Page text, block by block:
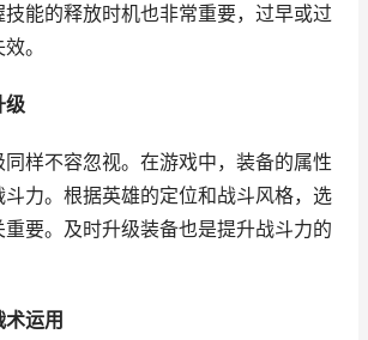
能的释放时机也非常重要，过早或过
。
级
样不容忽视。在游戏中，装备的属性
力。根据英雄的定位和战斗风格，选
要。及时升级装备也是提升战斗力的
运用